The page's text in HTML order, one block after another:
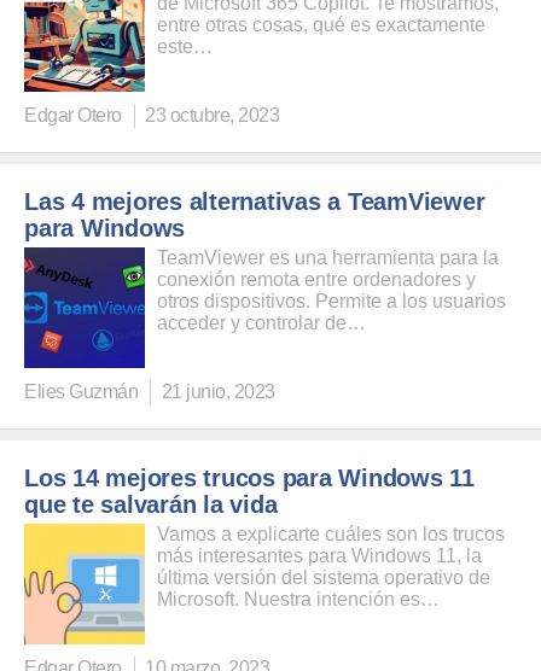
entre otras cosas, qué es exactamente
este…
Edgar Otero 23 octubre, 2023
Las 4 mejores alternativas a TeamViewer
para Windows
TeamViewer es una herramienta para la
conexión remota entre ordenadores y
otros dispositivos. Permite a los usuarios
acceder y controlar de…
Elies Guzmán 21 junio, 2023
Los 14 mejores trucos para Windows 11
que te salvarán la vida
Vamos a explicarte cuáles son los trucos
más interesantes para Windows 11, la
última versión del sistema operativo de
Microsoft. Nuestra intención es…